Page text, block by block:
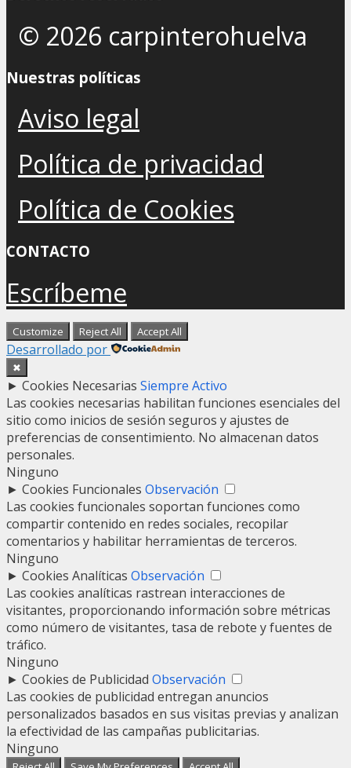
© 2026 carpinterohuelva
Nuestras políticas
Aviso legal
Política de privacidad
Política de Cookies
CONTACTO
Escríbeme
Customize Reject All Accept All
Desarrollado por
✖
► Cookies Necesarias Siempre Activo
Las cookies necesarias habilitan funciones esenciales del
sitio como inicios de sesión seguros y ajustes de
preferencias de consentimiento. No almacenan datos
personales.
Ninguno
► Cookies Funcionales Observación
Las cookies funcionales soportan funciones como
compartir contenido en redes sociales, recopilar
comentarios y habilitar herramientas de terceros.
Ninguno
► Cookies Analíticas Observación
Las cookies analíticas rastrean interacciones de
visitantes, proporcionando información sobre métricas
como número de visitantes, tasa de rebote y fuentes de
tráfico.
Ninguno
► Cookies de Publicidad Observación
Las cookies de publicidad entregan anuncios
personalizados basados en sus visitas previas y analizan
la efectividad de las campañas publicitarias.
Ninguno